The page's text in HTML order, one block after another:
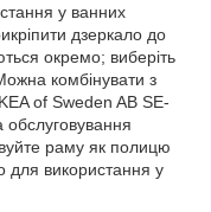
у ванних
дзеркало до
окремо; виберіть
комбінувати з
of Sweden AB SE-
раму як полицю
для використання у